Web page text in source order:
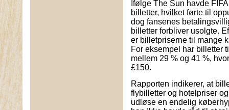
Ifølge The Sun havde
billetter, hvilket førte til
dog fansenes
billetter forbliver usolgte.
er billetpriserne til mange
For eksempel har billetter
mellem 29 % og 41 %,
£150.
Rapporten indikerer, at
flybilletter og hotelpriser
udløse en endelig